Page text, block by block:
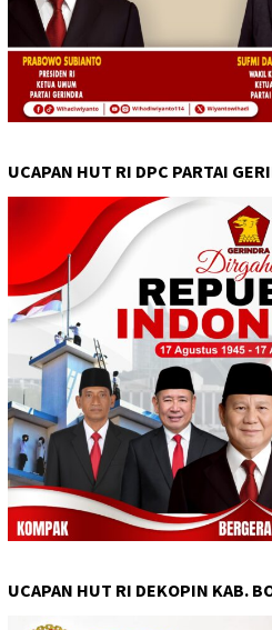
UCAPAN HUT RI DPC PARTAI
UCAPAN HUT RI DEKOPIN KAB.